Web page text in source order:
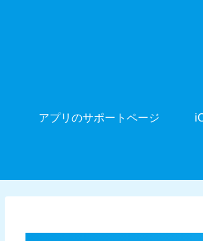
アプリのサポートページ